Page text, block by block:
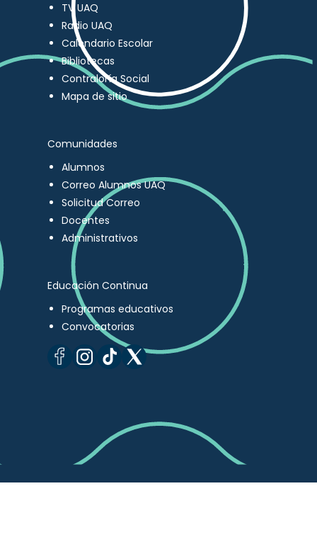
TV UAQ
Radio UAQ
Calendario Escolar
Bibliotecas
Contraloría Social
Mapa de sitio
Comunidades
Alumnos
Correo Alumnos UAQ
Solicitud Correo
Docentes
Administrativos
Educación Continua
Programas educativos
Convocatorias